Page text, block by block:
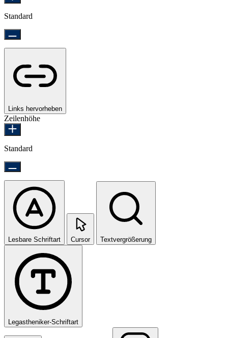
Standard
Links hervorheben
Zeilenhöhe
Standard
Lesbare Schriftart Cursor Textvergrößerung
Legastheniker-Schriftart